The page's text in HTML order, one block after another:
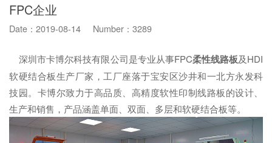
FPC企业
Date：2019-08-14 Number：3289
深圳市卡博尔科技有限公司是专业从事FPC柔性线路板及HDI
软硬结合板生产厂家，工厂座落于宝安区沙井和一北方永发科
技园。卡博尔致力于高品质、高精度软性印制线路板的设计、
生产和销售，产品涵盖单面、双面、多层和软硬结合板等。